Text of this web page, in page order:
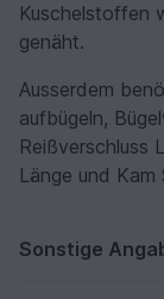
Kuschelstoffen
genäht.
Ausserdem
aufbügeln,
Reißverschluss
Länge und Kam
Sonstige